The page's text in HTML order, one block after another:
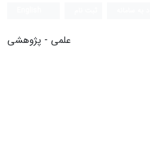
علمی - پژوهشی